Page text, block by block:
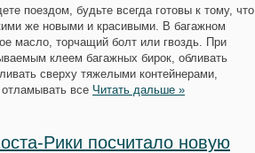
поездом, будьте всегда готовы к тому, что
же новыми и красивыми. В багажном
масло, торчащий болт или гвоздь. При
клеем багажных бирок, обливать
сверху тяжелыми контейнерами,
отламывать все Читать дальше »
Рики посчитало новую